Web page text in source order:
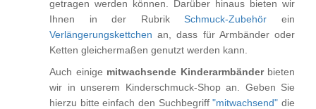
getragen werden können. Darüber hinaus bieten wir
Ihnen in der RubrikSchmuck-Zubehör ein
Verlängerungskettchen an, dass für Armbänder oder
Ketten gleichermaßen genutzt werden kann.
Auch einige mitwachsende Kinderarmbänder bieten
wir in unserem Kinderschmuck-Shop an. Geben Sie
hierzu bitte einfach den Suchbegriff"mitwachsend" die